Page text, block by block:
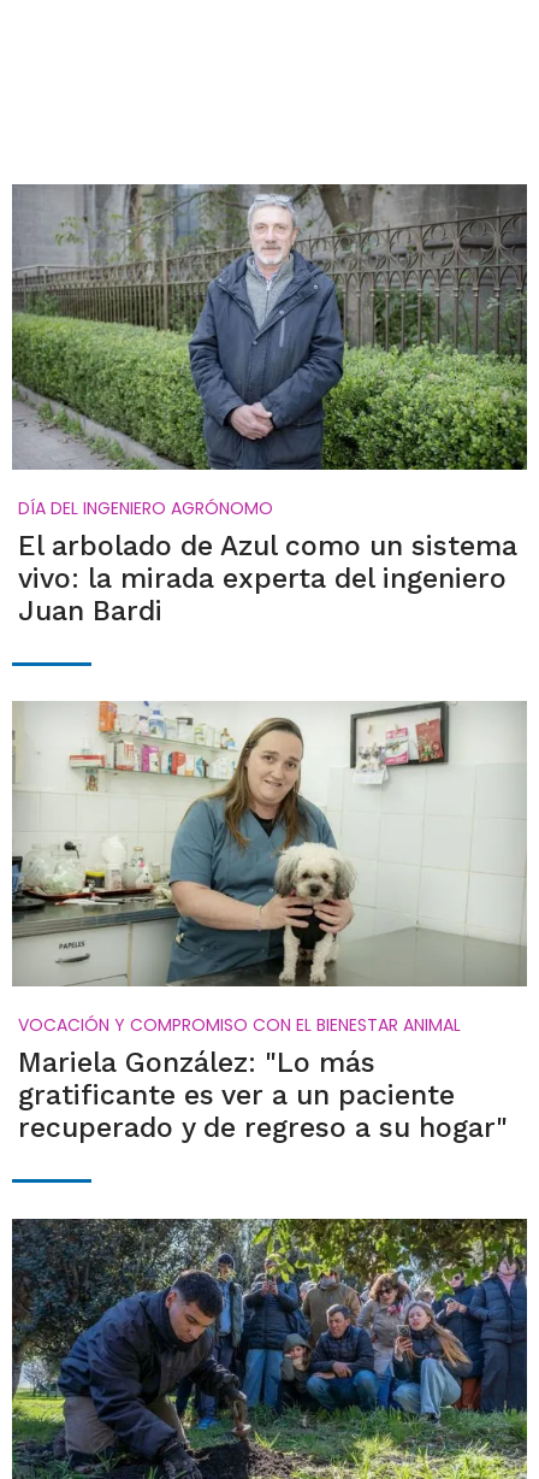
DÍA DEL INGENIERO AGRÓNOMO
El arbolado de Azul como un sistema
vivo: la mirada experta del ingeniero
Juan Bardi
VOCACIÓN Y COMPROMISO CON EL BIENESTAR ANIMAL
Mariela González: "Lo más
gratificante es ver a un paciente
recuperado y de regreso a su hogar"